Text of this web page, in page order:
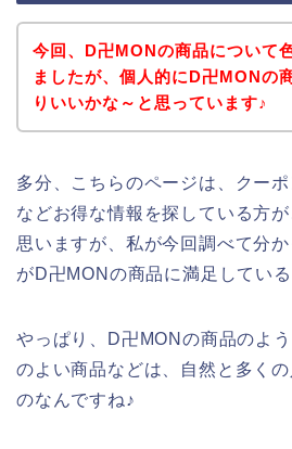
今回、D卍MONの商品について
ましたが、個人的にD卍MONの
りいいかな～と思っています♪
多分、こちらのページは、クー
などお得な情報を探している方
思いますが、私が今回調べて分
がD卍MONの商品に満足してい
やっぱり、D卍MONの商品のよ
のよい商品などは、自然と多く
のなんですね♪